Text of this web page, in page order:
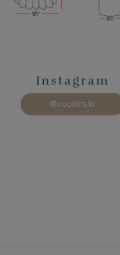
Instagram
@cocolrs.kr